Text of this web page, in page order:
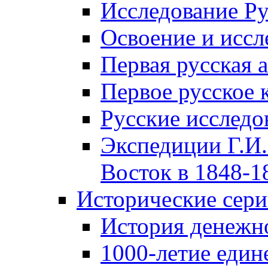
Исследование
Освоение и
Первая русская
Первое русское
Русские
Экспедиции
Восток в 1848-
Исторические
История
1000-летие